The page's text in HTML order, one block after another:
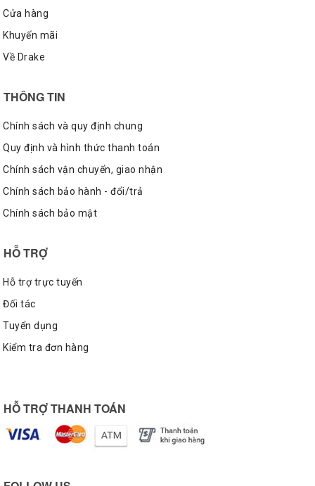
Cửa hàng
Khuyến mãi
Về Drake
THÔNG TIN
Chính sách và quy định chung
Quy định và hình thức thanh toán
Chính sách vận chuyển, giao nhận
Chính sách bảo hành - đổi/trả
Chính sách bảo mật
HỖ TRỢ
Hỗ trợ trực tuyến
Đối tác
Tuyển dụng
Kiểm tra đơn hàng
HỖ TRỢ THANH TOÁN